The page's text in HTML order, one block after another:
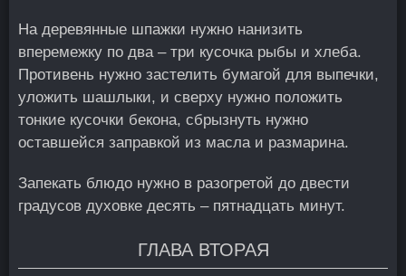
На деревянные шпажки нужно нанизить
вперемежку по два – три кусочка рыбы и хлеба.
Противень нужно застелить бумагой для выпечки,
уложить шашлыки, и сверху нужно положить
тонкие кусочки бекона, сбрызнуть нужно
оставшейся заправкой из масла и размарина.
Запекать блюдо нужно в разогретой до двести
градусов духовке десять – пятнадцать минут.
ГЛАВА ВТОРАЯ